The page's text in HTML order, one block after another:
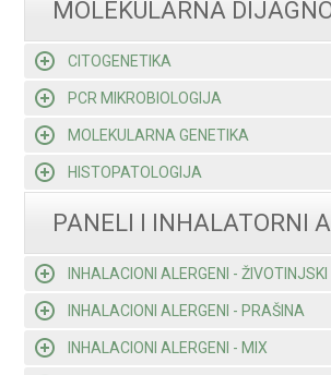
MOLEKULARNA
CITOGENETIKA
PCR MIKROBIOLOGIJA
MOLEKULARNA GENETIKA
HISTOPATOLOGIJA
PANELI I INHALATORNI
INHALACIONI ALERGENI - ŽIVOTINJSKI
INHALACIONI ALERGENI - PRAŠINA
INHALACIONI ALERGENI - MIX